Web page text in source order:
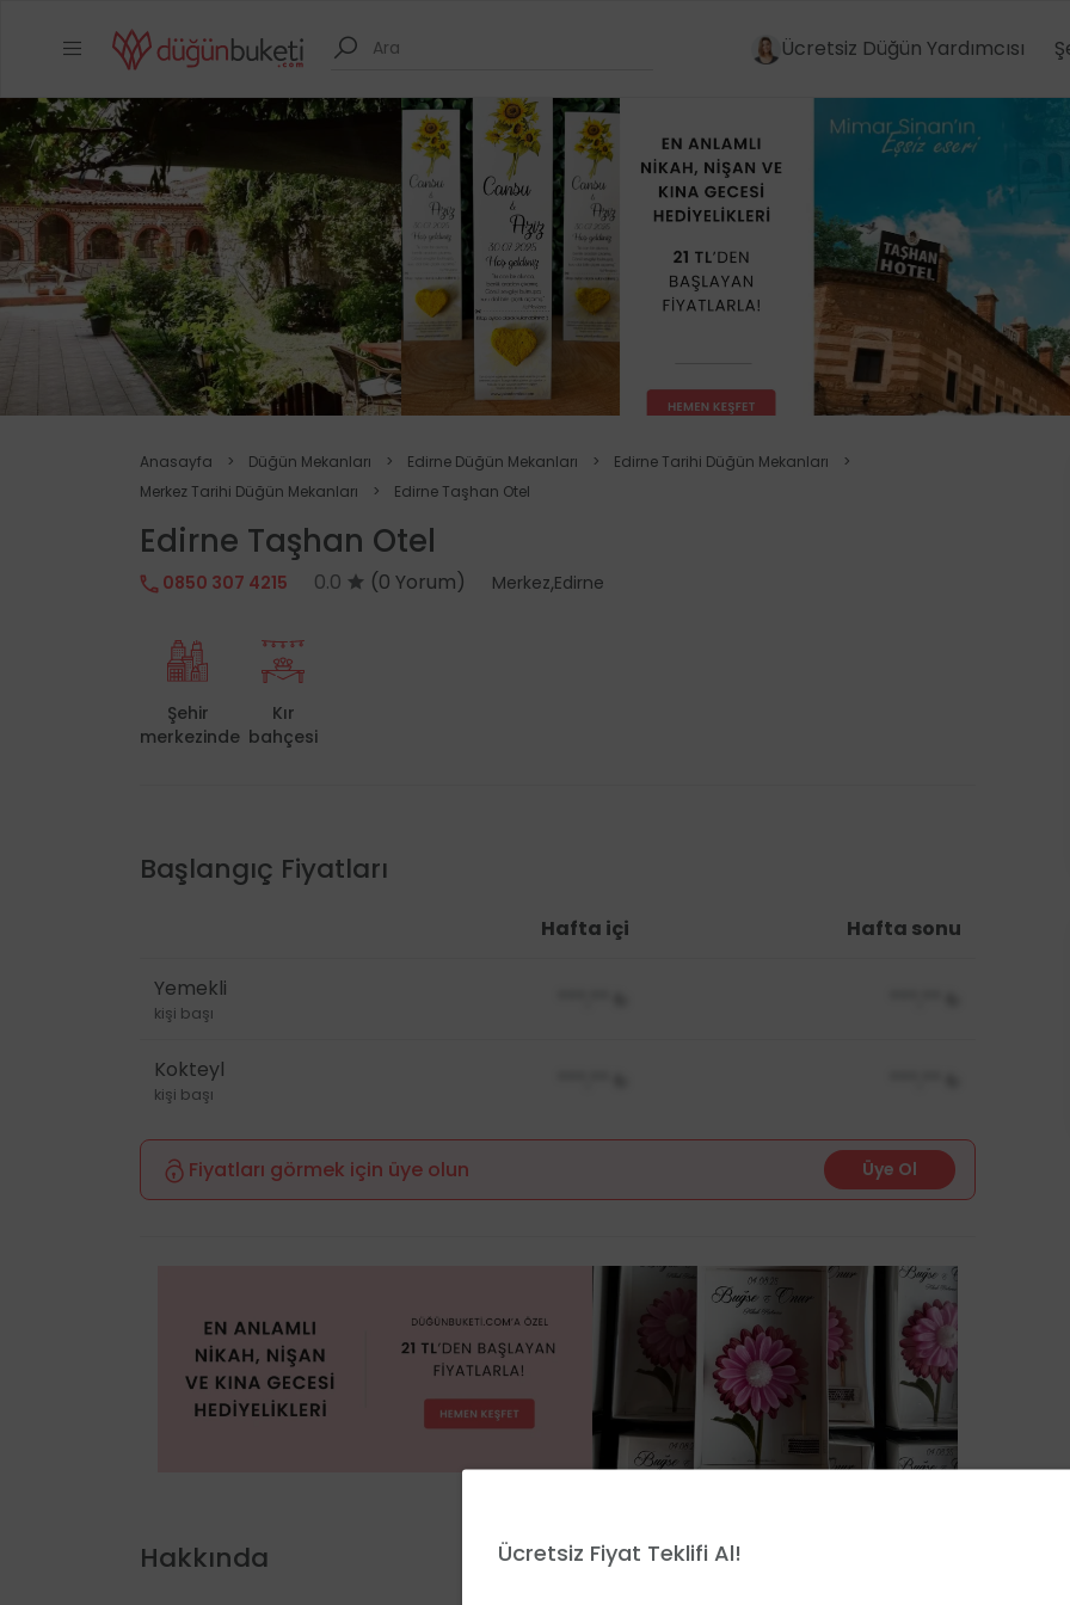
Ücretsiz Düğün Yardımcısı
Anasayfa > Düğün Mekanları > Edirne Düğün Mekanları > Edirne Tarihi Düğün Mekanları
>
Merkez Tarihi Düğün Mekanları
> Edirne Taşhan Otel
Edirne Taşhan Otel
Ücretsiz Fiyat Teklifi Al!
0850 307 4215 0.0 (0 Yorum) Merkez,Edirne
Şehir
merkezinde
Kır
bahçesi
Başlangıç Fiyatları
Hafta içi Hafta sonu
Yemekli
kişi başı
Kokteyl
kişi başı
Fiyatları görmek için üye olun Üye Ol
Hakkında